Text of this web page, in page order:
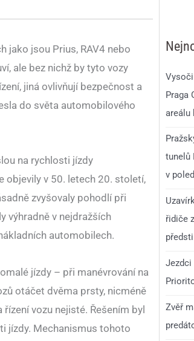
jako jsou Prius, RAV4 nebo
ale bez nichž by tyto vozy
jiná ovlivňují bezpečnost a
do světa automobilového
na rychlosti jízdy
objevily v 50. letech 20. století,
zvyšovaly pohodlí při
výhradně v nejdražších
automobilech.
jízdy – při manévrování na
otáčet dvěma prsty, nicméně
vozu nejisté. Řešením byl
jízdy. Mechanismus tohoto
Praga
areálu
tunelů
v
řidiče
Jezdci
Zvěř